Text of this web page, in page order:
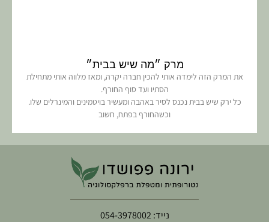
מרק ״מה שיש בבית״
את המרק הזה לימדה אותי להכין חברה יקרה, ומאז מלווה אותי מתחילת
הסתיו ועד סוף החורף.
כל ירק שיש בבית נכנס לסיר באהבה ומעשיר בויטמינים והמינרלים שלו.
וכשהחורף בפתח, חשוב
נייד: 054-3978002